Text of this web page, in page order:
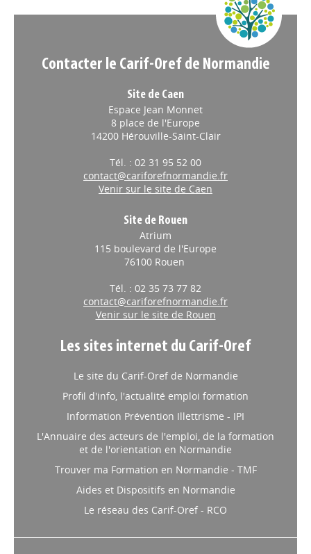
Contacter le Carif-Oref de Normandie
Site de Caen
Espace Jean Monnet
8 place de l'Europe
14200 Hérouville-Saint-Clair
Tél. : 02 31 95 52 00
contact@cariforefnormandie.fr
Venir sur le site de Caen
Site de Rouen
Atrium
115 boulevard de l'Europe
76100 Rouen
Tél. : 02 35 73 77 82
contact@cariforefnormandie.fr
Venir sur le site de Rouen
Les sites internet du Carif-Oref
Le site du Carif-Oref de Normandie
Profil d'info, l'actualité emploi formation
Information Prévention Illettrisme - IPI
L'Annuaire des acteurs de l'emploi, de la formation
et de l'orientation en Normandie
Trouver ma Formation en Normandie - TMF
Aides et Dispositifs en Normandie
Le réseau des Carif-Oref - RCO